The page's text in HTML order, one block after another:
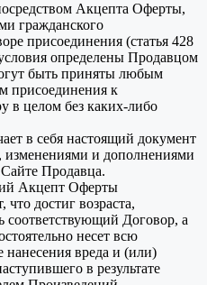
Акцепта Оферты,
гражданского
присоединения (статья 428
определены Продавцом
быть приняты любым
присоединения к
в целом без каких-либо
в себя настоящий документ
и дополнениями
Продавца.
Акцепт Оферты
что достиг возраста,
соответствующий Договор, а
несет всю
нанесения вреда и (или)
в результате